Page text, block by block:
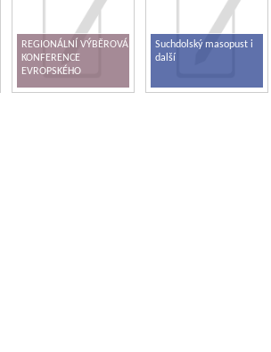
REGIONÁLNÍ VÝBĚROVÁ
KONFERENCE
EVROPSKÉHO
Suchdolský masopust i
další